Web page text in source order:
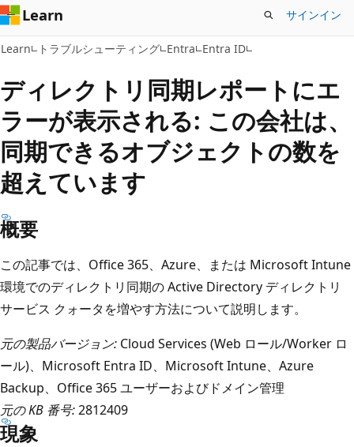
ッ
プ
Learn サインイン
Learn トラブルシューティング Entra Entra ID
ディレクトリ同期レポートにエ
ラーが表示される: この会社は、
同期できるオブジェクトの数を
超えています
概要
この記事では、Office 365、Azure、または Microsoft Intune
環境でのディレクトリ同期の Active Directory ディレクトリ
サービス クォータを増やす方法について説明します。
元の製品バージョン: Cloud Services (Web ロール/Worker ロ
ール)、Microsoft Entra ID、Microsoft Intune、Azure
Backup、Office 365 ユーザーおよびドメイン管理
元の KB 番号:2812409
現象